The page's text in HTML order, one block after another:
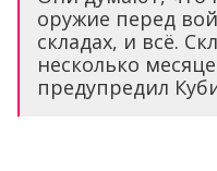
оружие перед
складах, и всё.
несколько
предупредил